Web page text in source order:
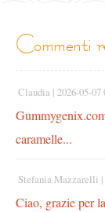
commenti
Claudia | 2026-05-07
caramelle...
Stefania Mazzarelli |
Ciao, grazie per